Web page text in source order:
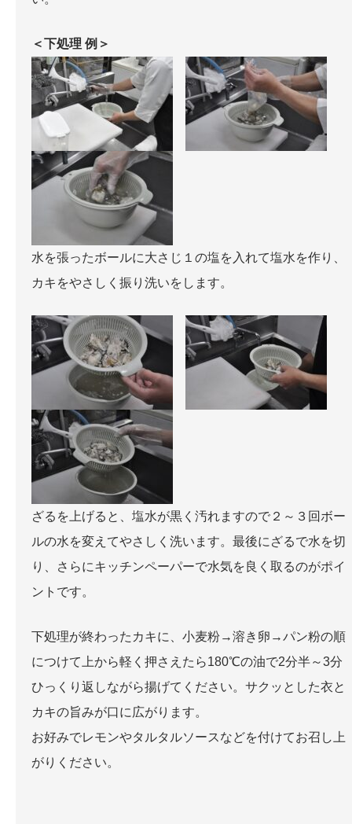
＜下処理 例＞
水を張ったボールに大さじ１の塩を入れて塩水を作り、
カキをやさしく振り洗いをします。
ざるを上げると、塩水が黒く汚れますので２～３回ボー
ルの水を変えてやさしく洗います。最後にざるで水を切
り、さらにキッチンペーパーで水気を良く取るのがポイ
ントです。
下処理が終わったカキに、小麦粉→溶き卵→パン粉の順
につけて上から軽く押さえたら180℃の油で2分半～3分
ひっくり返しながら揚げてください。サクッとした衣と
カキの旨みが口に広がります。
お好みでレモンやタルタルソースなどを付けてお召し上
がりください。